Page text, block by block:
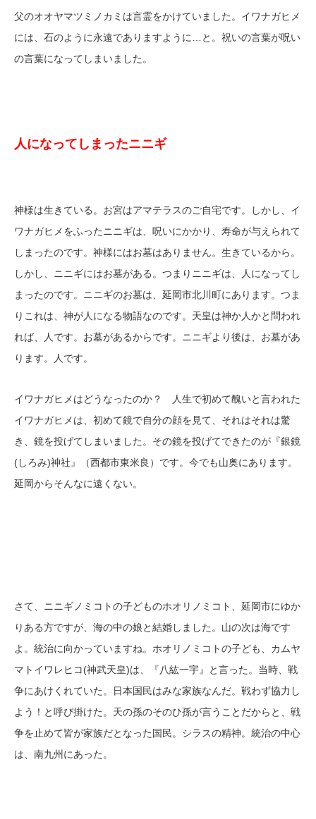
父のオオヤマツミノカミは言霊をかけていました。イワナガヒメ
には、石のように永遠でありますように…と。祝いの言葉が呪い
の言葉になってしまいました。
人になってしまったニニギ
神様は生きている。お宮はアマテラスのご自宅です。しかし、イ
ワナガヒメをふったニニギは、呪いにかかり、寿命が与えられて
しまったのです。神様にはお墓はありません。生きているから。
しかし、ニニギにはお墓がある。つまりニニギは、人になってし
まったのです。ニニギのお墓は、延岡市北川町にあります。つま
りこれは、神が人になる物語なのです。天皇は神か人かと問われ
れば、人です。お墓があるからです。ニニギより後は、お墓があ
ります。人です。
イワナガヒメはどうなったのか？ 人生で初めて醜いと言われた
イワナガヒメは、初めて鏡で自分の顔を見て、それはそれは驚
き、鏡を投げてしまいました。その鏡を投げてできたのが『銀鏡
(しろみ)神社』（西都市東米良）です。今でも山奥にあります。
延岡からそんなに遠くない。
さて、ニニギノミコトの子どものホオリノミコト、延岡市にゆか
りある方ですが、海の中の娘と結婚しました。山の次は海です
よ。統治に向かっていますね。ホオリノミコトの子ども、カムヤ
マトイワレヒコ(神武天皇)は、『八紘一宇』と言った。当時、戦
争にあけくれていた。日本国民はみな家族なんだ。戦わず協力し
よう！と呼び掛けた。天の孫のそのひ孫が言うことだからと、戦
争を止めて皆が家族だとなった国民。シラスの精神。統治の中心
は、南九州にあった。